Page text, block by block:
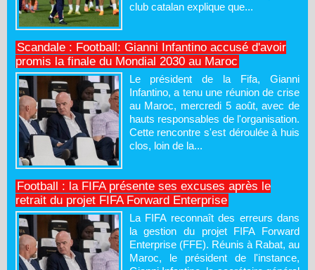
club catalan explique que...
Scandale : Football: Gianni Infantino accusé d'avoir
promis la finale du Mondial 2030 au Maroc
Le président de la Fifa, Gianni
Infantino, a tenu une réunion de crise
au Maroc, mercredi 5 août, avec de
hauts responsables de l'organisation.
Cette rencontre s'est déroulée à huis
clos, loin de la...
Football : la FIFA présente ses excuses après le
retrait du projet FIFA Forward Enterprise
La FIFA reconnaît des erreurs dans
la gestion du projet FIFA Forward
Enterprise (FFE). Réunis à Rabat, au
Maroc, le président de l'instance,